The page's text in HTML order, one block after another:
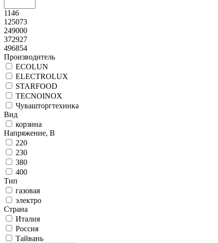
1146
125073
249000
372927
496854
Производитель
ECOLUN
ELECTROLUX
STARFOOD
TECNOINOX
Чувашторгтехника
Вид
корзина
Напряжение, В
220
230
380
400
Тип
газовая
электро
Страна
Италия
Россия
Тайвань